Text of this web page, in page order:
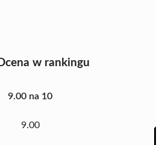
w rankingu
9.00 na 10
9.00